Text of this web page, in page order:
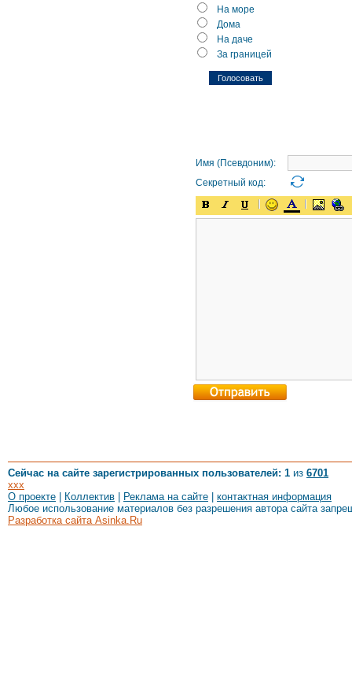
На море
Дома
На даче
За границей
Имя (Псевдоним):
Секретный код:
Сейчас на сайте зарегистрированных пользователей: 1 из 6701
xxx
О проекте
Коллектив Реклама на сайте
контактная информация
Любое использование материалов без разрешения автора сайта
Разработка сайта Asinka.Ru